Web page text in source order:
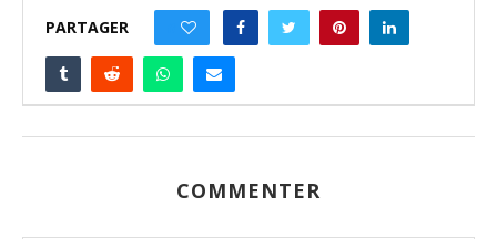
PARTAGER
COMMENTER